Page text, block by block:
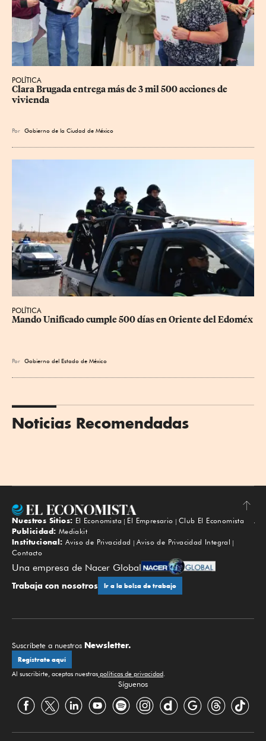
POLÍTICA
Clara Brugada entrega más de 3 mil 500 acciones de
vivienda
Por Gobierno de la Ciudad de México
POLÍTICA
Mando Unificado cumple 500 días en Oriente del Edoméx
Por Gobierno del Estado de México
Noticias Recomendadas
Subir
Nuestros Sitios: El Economista El Empresario
Club El Economista
Publicidad: Mediakit
Institucional: Aviso de Privacidad
Aviso de Privacidad Integral
Contacto
Una empresa de Nacer Global
Trabaja con nosotros Ir a la bolsa de trabajo
Suscríbete a nuestros Newsletter.
Regístrate aquí
Al suscribirte, aceptas nuestras políticas de privacidad.
Síguenos